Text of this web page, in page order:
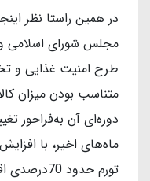
در همین راستا نظر
مجلس شورای اسلامی
طرح امنیت غذایی و
متناسب بودن میزان
دوره‌ای آن به‌فراخور
ماه‌های اخیر، با
تورم حدود